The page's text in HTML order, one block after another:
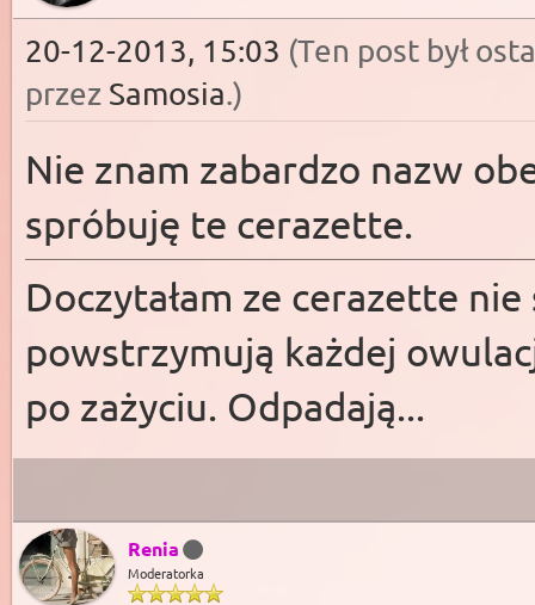
20-12-2013, 15:03 (Ten post był
przez Samosia.)
Nie znam zabardzo nazw
spróbuję te cerazette.
Doczytałam ze cerazette
powstrzymują każdej
po zażyciu. Odpadają...
Renia
Moderatorka